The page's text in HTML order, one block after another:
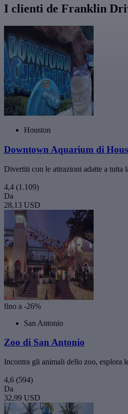
I clienti de Franklin
Houston
Downtown Aquarium di
Divertiti con le attrazioni adatte a tutta
4,4 (1.109)
Da
28,13 USD
fino a -26%
San Antonio
Zoo di San Antonio
Incontra gli animali dello zoo, esplora
4,6 (594)
Da
32,99 USD